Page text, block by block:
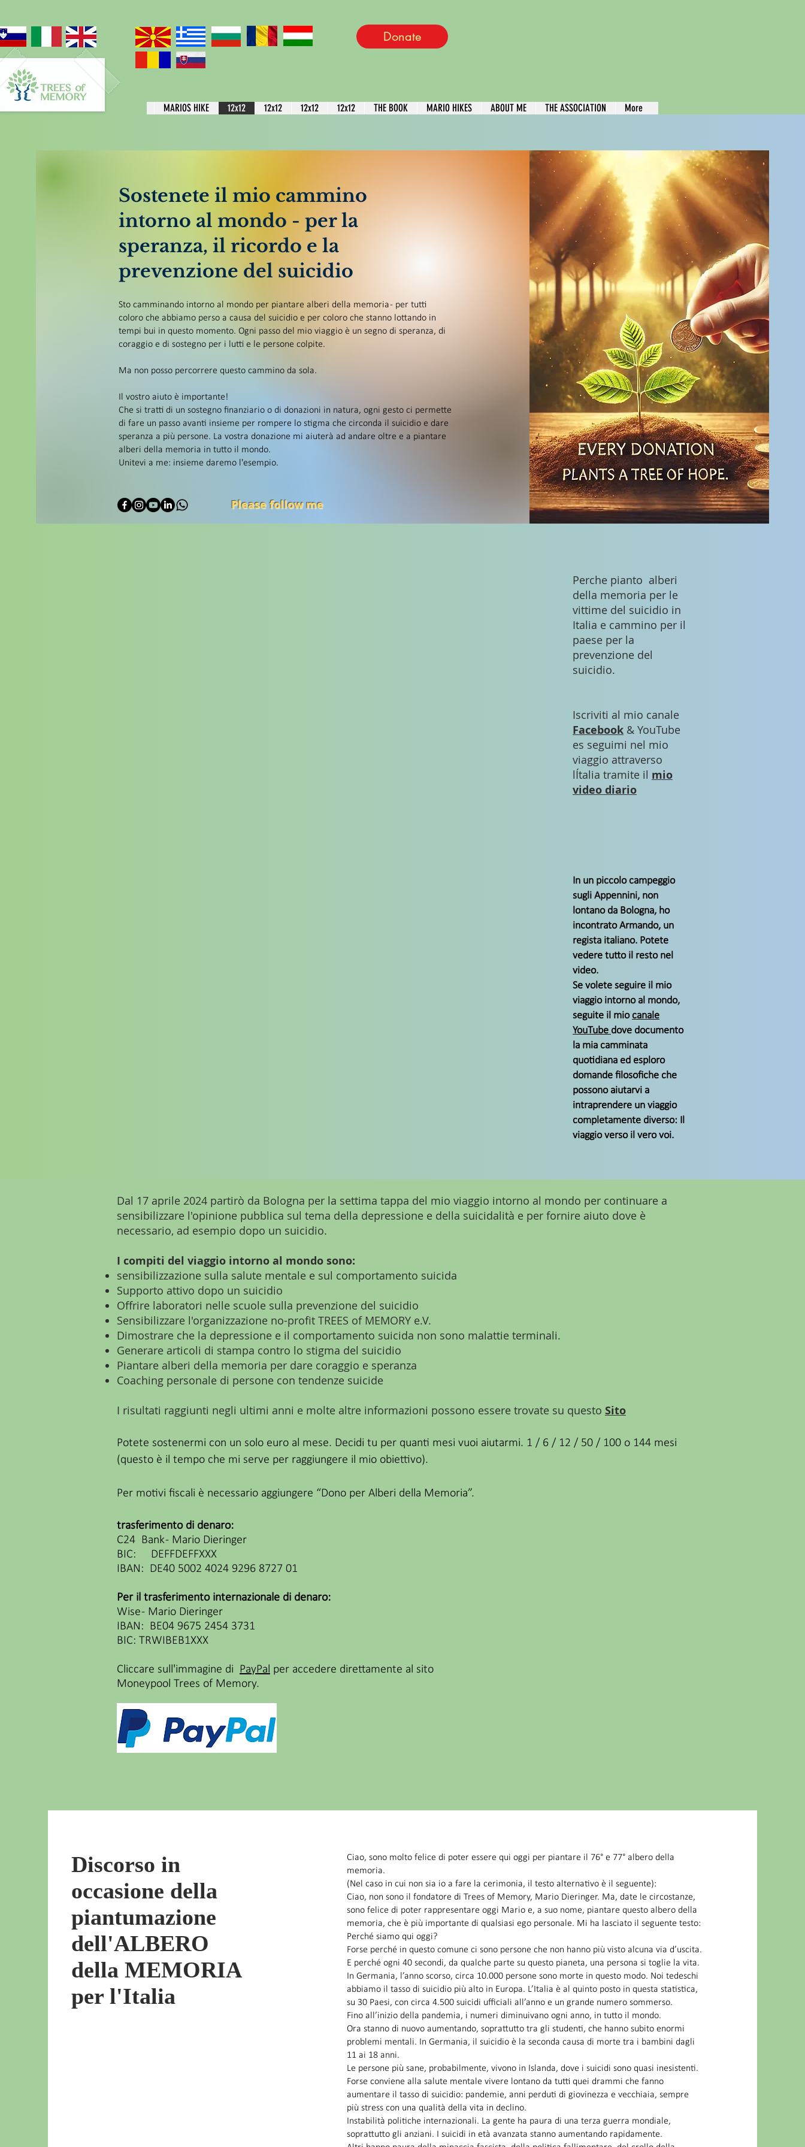
Donate
MARIOS HIKE 12x12 12x12 12x12 12x12 THE BOOK MARIO HIKES ABOUT ME THE ASSOCIATION More
Sostenete il mio cammino
intorno al mondo - per la
speranza, il ricordo e la
prevenzione del suicidio
Sto camminando intorno al mondo per piantare alberi della memoria - per tutti
coloro che abbiamo perso a causa del suicidio e per coloro che stanno lottando in
tempi bui in questo momento. Ogni passo del mio viaggio è un segno di speranza, di
coraggio e di sostegno per i lutti e le persone colpite.
Ma non posso percorrere questo cammino da sola.
Il vostro aiuto è importante!
Che si tratti di un sostegno finanziario o di donazioni in natura, ogni gesto ci permette
di fare un passo avanti insieme per rompere lo stigma che circonda il suicidio e dare
speranza a più persone. La vostra donazione mi aiuterà ad andare oltre e a piantare
alberi della memoria in tutto il mondo.
Unitevi a me: insieme daremo l'esempio.
Please follow me
Perche pianto alberi
della memoria per le
vittime del suicidio in
Italia e cammino per il
paese per la
prevenzione del
suicidio.
Iscriviti al mio canale
Facebook & YouTube
es seguimi nel mio
viaggio attraverso
lÍtalia tramite il mio
video diario
In un piccolo campeggio
sugli Appennini, non
lontano da Bologna, ho
incontrato Armando, un
regista italiano. Potete
vedere tutto il resto nel
video.
Se volete seguire il mio
viaggio intorno al mondo,
seguite il mio canale
YouTube dove documento
la mia camminata
quotidiana ed esploro
domande filosofiche che
possono aiutarvi a
intraprendere un viaggio
completamente diverso: Il
viaggio verso il vero voi.
Dal 17 aprile 2024 partirò da Bologna per la settima tappa del mio viaggio intorno al mondo per continuare a
sensibilizzare l'opinione pubblica sul tema della depressione e della suicidalità e per fornire aiuto dove è
necessario, ad esempio dopo un suicidio.
I compiti del viaggio intorno al mondo sono:
sensibilizzazione sulla salute mentale e sul comportamento suicida
Supporto attivo dopo un suicidio
Offrire laboratori nelle scuole sulla prevenzione del suicidio
Sensibilizzare l'organizzazione no-profit TREES of MEMORY e.V.
Dimostrare che la depressione e il comportamento suicida non sono malattie terminali.
Generare articoli di stampa contro lo stigma del suicidio
Piantare alberi della memoria per dare coraggio e speranza
Coaching personale di persone con tendenze suicide
I risultati raggiunti negli ultimi anni e molte altre informazioni possono essere trovate su questo Sito
Potete sostenermi con un solo euro al mese. Decidi tu per quanti mesi vuoi aiutarmi. 1 / 6 / 12 / 50 / 100 o 144 mesi
(questo è il tempo che mi serve per raggiungere il mio obiettivo).
Per motivi fiscali è necessario aggiungere “Dono per Alberi della Memoria”.
trasferimento di denaro:
C24 Bank - Mario Dieringer
BIC: DEFFDEFFXXX
IBAN: DE40 5002 4024 9296 8727 01
Per il trasferimento internazionale di denaro:
Wise - Mario Dieringer
IBAN: BE04 9675 2454 3731
BIC: TRWIBEB1XXX
Cliccare sull'immagine di PayPal per accedere direttamente al sito
Moneypool Trees of Memory.
Discorso in
occasione della
piantumazione
dell'ALBERO
della MEMORIA
per l'Italia
Ciao, sono molto felice di poter essere qui oggi per piantare il 76° e 77° albero della
memoria.
(Nel caso in cui non sia io a fare la cerimonia, il testo alternativo è il seguente):
Ciao, non sono il fondatore di Trees of Memory, Mario Dieringer. Ma, date le circostanze,
sono felice di poter rappresentare oggi Mario e, a suo nome, piantare questo albero della
memoria, che è più importante di qualsiasi ego personale. Mi ha lasciato il seguente testo:
Perché siamo qui oggi?
Forse perché in questo comune ci sono persone che non hanno più visto alcuna via d’uscita.
E perché ogni 40 secondi, da qualche parte su questo pianeta, una persona si toglie la vita.
In Germania, l’anno scorso, circa 10.000 persone sono morte in questo modo. Noi tedeschi
abbiamo il tasso di suicidio più alto in Europa. L’Italia è al quinto posto in questa statistica,
su 30 Paesi, con circa 4.500 suicidi ufficiali all’anno e un grande numero sommerso.
Fino all’inizio della pandemia, i numeri diminuivano ogni anno, in tutto il mondo.
Ora stanno di nuovo aumentando, soprattutto tra gli studenti, che hanno subito enormi
problemi mentali. In Germania, il suicidio è la seconda causa di morte tra i bambini dagli
11 ai 18 anni.
Le persone più sane, probabilmente, vivono in Islanda, dove i suicidi sono quasi inesistenti.
Forse conviene alla salute mentale vivere lontano da tutti quei drammi che fanno
aumentare il tasso di suicidio: pandemie, anni perduti di giovinezza e vecchiaia, sempre
più stress con una qualità della vita in declino.
Instabilità politiche internazionali. La gente ha paura di una terza guerra mondiale,
soprattutto gli anziani. I suicidi in età avanzata stanno aumentando rapidamente.